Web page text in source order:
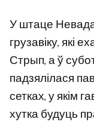
У штаце Невада
грузавіку, які
Стрып, а ў
падзялілася
сетках, у якім
хутка будуць